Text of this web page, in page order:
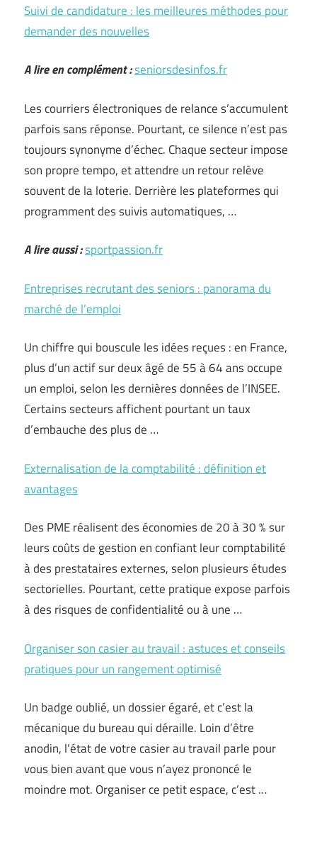
Suivi de candidature : les meilleures méthodes pour
demander des nouvelles
A lire en complément :seniorsdesinfos.fr
Les courriers électroniques de relance s’accumulent
parfois sans réponse. Pourtant, ce silence n’est pas
toujours synonyme d’échec. Chaque secteur impose
son propre tempo, et attendre un retour relève
souvent de la loterie. Derrière les plateformes qui
programment des suivis automatiques, …
A lire aussi :sportpassion.fr
Entreprises recrutant des seniors : panorama du
marché de l’emploi
Un chiffre qui bouscule les idées reçues : en France,
plus d’un actif sur deux âgé de 55 à 64 ans occupe
un emploi, selon les dernières données de l’INSEE.
Certains secteurs affichent pourtant un taux
d’embauche des plus de …
Externalisation de la comptabilité : définition et
avantages
Des PME réalisent des économies de 20 à 30 % sur
leurs coûts de gestion en confiant leur comptabilité
à des prestataires externes, selon plusieurs études
sectorielles. Pourtant, cette pratique expose parfois
à des risques de confidentialité ou à une …
Organiser son casier au travail : astuces et conseils
pratiques pour un rangement optimisé
Un badge oublié, un dossier égaré, et c’est la
mécanique du bureau qui déraille. Loin d’être
anodin, l’état de votre casier au travail parle pour
vous bien avant que vous n’ayez prononcé le
moindre mot. Organiser ce petit espace, c’est …